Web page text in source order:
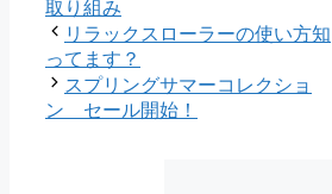
取り組み
リラックスローラーの使い方知
ってます？
スプリングサマーコレクショ
ン セール開始！